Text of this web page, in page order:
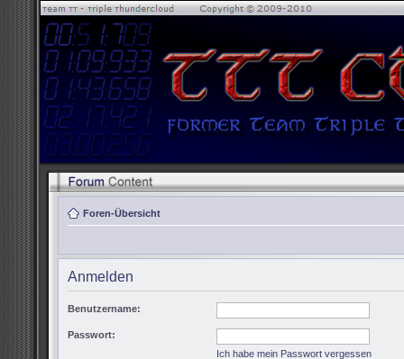
Foren-Übersicht
Anmelden
Benutzername:
Passwort:
Ich habe mein Passwort vergessen